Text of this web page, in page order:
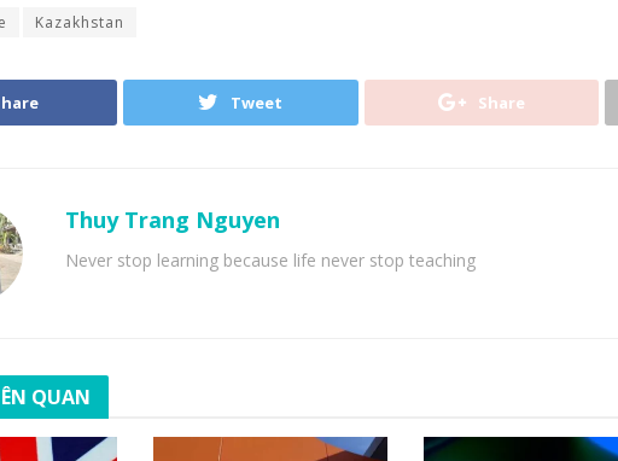
Kazakhstan
Tweet Share
Thuy Trang Nguyen
Never stop learning because life never stop teaching
QUAN